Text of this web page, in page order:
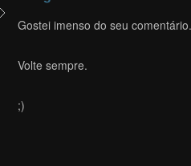
Gostei imenso do seu
Volte sempre.
;)